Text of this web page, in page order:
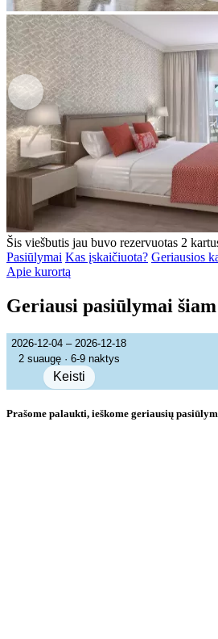
Šis viešbutis jau buvo rezervuotas 2
Pasiūlymai Kas įskaičiuota? Geriausios
Apie kurortą
Geriausi pasiūlymai
2026-12-04 – 2026-12-18
2 suaugę · 6-9 naktys
Keisti
Prašome palaukti, ieškome geriausių